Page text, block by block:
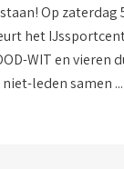
Op zaterdag
het
WIT en vieren
leden samen ...